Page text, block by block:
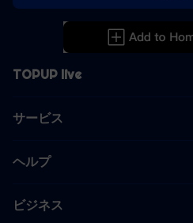
TOPUP live
サービス
ヘルプ
ビジネス